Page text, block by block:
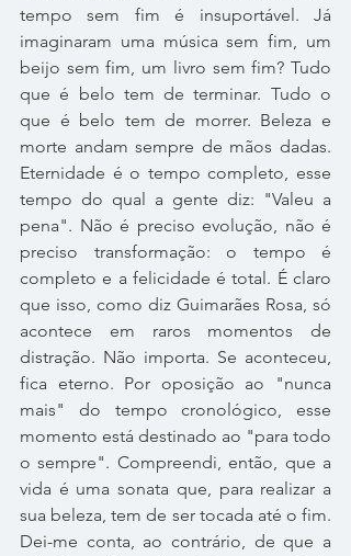
tempo sem fim é insuportável. Já
imaginaram uma música sem fim, um
beijo sem fim, um livro sem fim? Tudo
que é belo tem de terminar. Tudo o
que é belo tem de morrer. Beleza e
morte andam sempre de mãos dadas.
Eternidade é o tempo completo, esse
tempo do qual a gente diz: "Valeu a
pena". Não é preciso evolução, não é
preciso transformação: o tempo é
completo e a felicidade é total. É claro
que isso, como diz Guimarães Rosa, só
acontece em raros momentos de
distração. Não importa. Se aconteceu,
fica eterno. Por oposição ao "nunca
mais" do tempo cronológico, esse
momento está destinado ao "para todo
o sempre". Compreendi, então, que a
vida é uma sonata que, para realizar a
sua beleza, tem de ser tocada até o fim.
Dei-me conta, ao contrário, de que a